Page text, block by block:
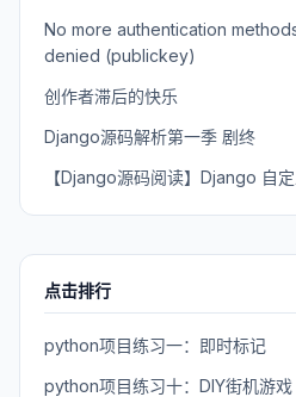
No more authentication
denied (publickey)
创作者滞后的快乐
Django源码解析第一季 剧终
【Django源码阅读】Django 自
点击排行
python项目练习一：即时标记
python项目练习十：DIY街机游戏